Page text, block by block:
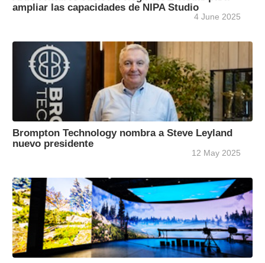
ampliar las capacidades de NIPA Studio
4 June 2025
Brompton Technology nombra a Steve Leyland
nuevo presidente
12 May 2025